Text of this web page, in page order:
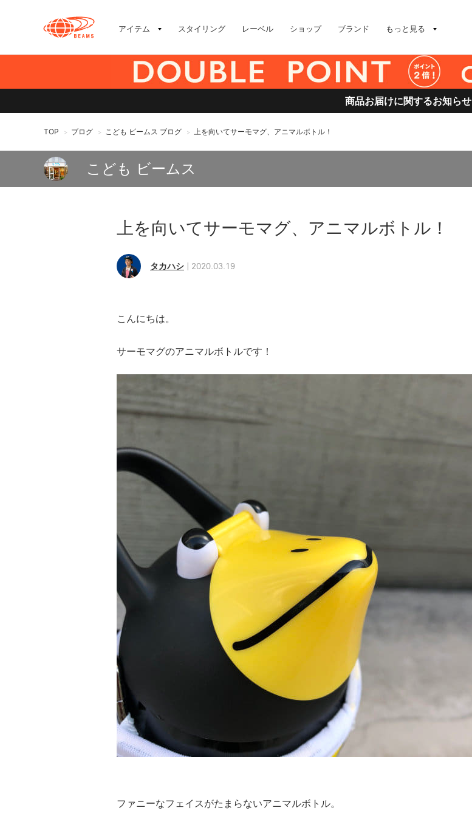
アイテム スタイリング レーベル ショップ ブランド もっと見る
商品お届けに関するお知らせ
TOP > ブログ > こども ビームス ブログ > 上を向いてサーモマグ、アニマルボトル！
こども ビームス
上を向いてサーモマグ、アニマルボトル！
タカハシ 2020.03.19
こんにちは。
サーモマグのアニマルボトルです！
ファニーなフェイスがたまらないアニマルボトル。